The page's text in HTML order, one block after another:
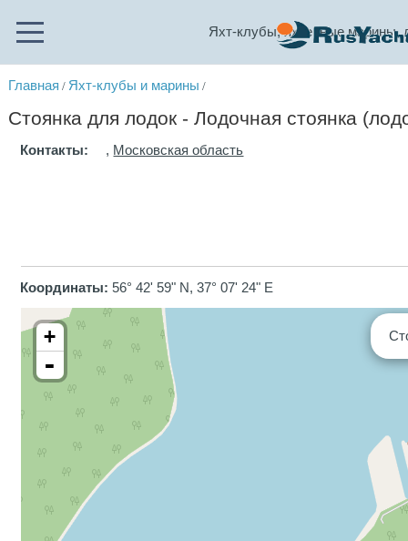
Яхт-клубы, яхтенные марины,
Главная / Яхт-клубы и марины /
Стоянка для лодок - Лодочная стоянка
Контакты: , Московская область
Координаты: 56° 42' 59" N, 37° 07' 24" E
+
-